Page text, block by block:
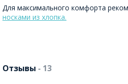
Для максимального комфорта
носками из хлопка.
Отзывы - 13